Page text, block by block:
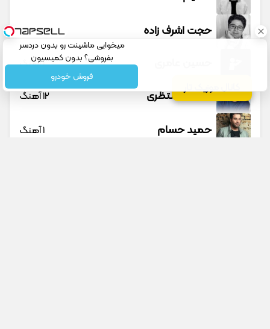
کانال موزیک تار
حجت اشرف زاده 23 آهنگ
1 آهنگ
حسین منتظری 12 آهنگ
حمید حسام 1 آهنگ
میخوایی ماشینت رو بدون دردسر
بفروشی؟ بدون کمیسیون
فروش خودرو